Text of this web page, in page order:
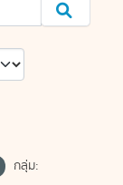
กลุ่ม: